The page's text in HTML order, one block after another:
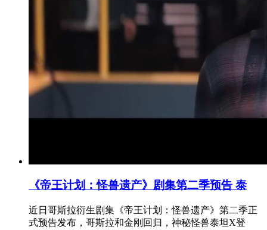
《帝王计划：怪兽遗产》剧集第二季预告 泰
近日哥斯拉衍生剧集《帝王计划：怪兽遗产》第二季正
式预告发布，哥斯拉和金刚回归，神秘怪兽泰坦X登